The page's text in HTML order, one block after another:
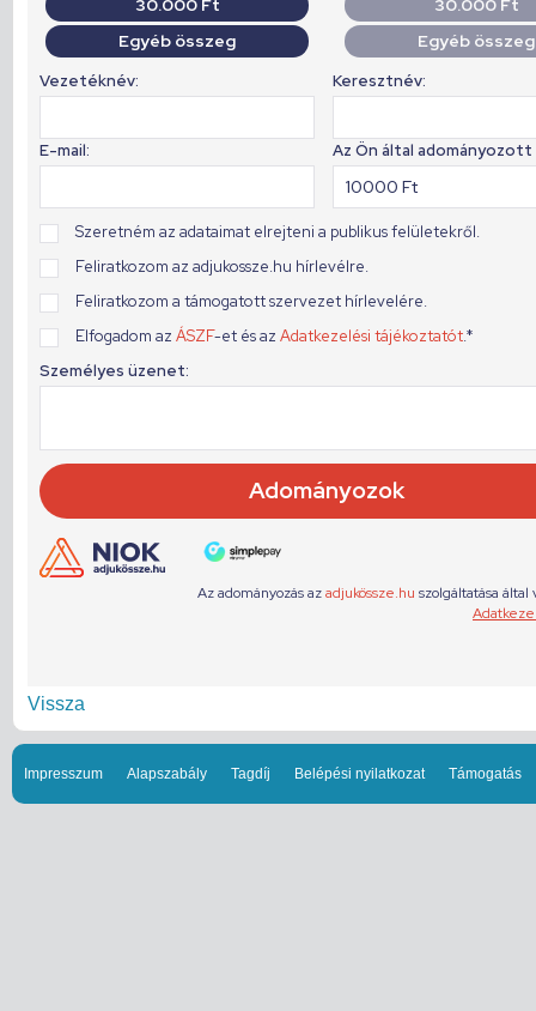
Vissza
Impresszum Alapszabály Tagdíj Belépési nyilatkozat Támogatás